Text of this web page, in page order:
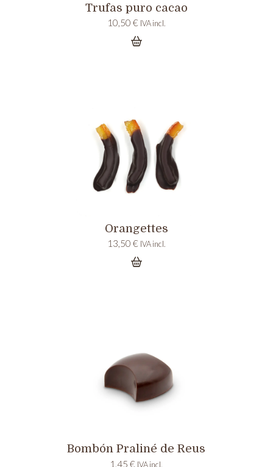
Trufas puro cacao
10,50 € IVA incl.
Orangettes
13,50 € IVA incl.
Bombón Praliné de Reus
1,45€ IVA incl.